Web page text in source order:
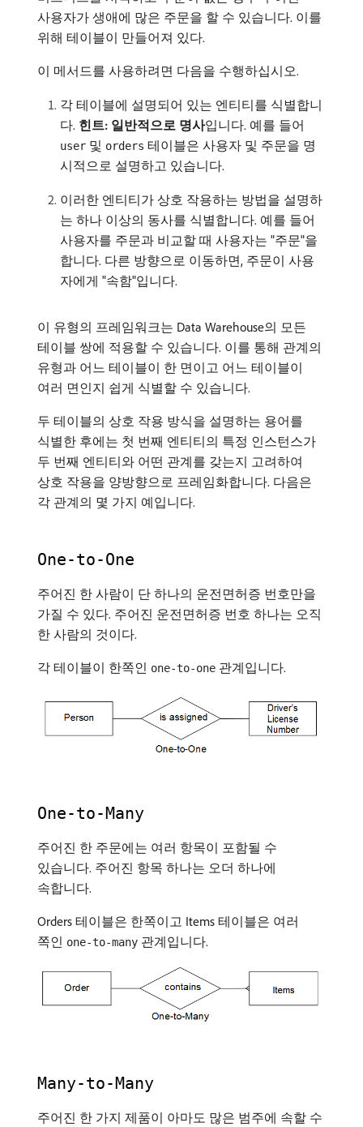
사용자가 생애에 많은 주문을 할 수 있습니다. 이를
위해 테이블이 만들어져 있다.
이 메서드를 사용하려면 다음을 수행하십시오.
각 테이블에 설명되어 있는 엔티티를 식별합니
다. 힌트: 일반적으로 명사​입니다. 예를 들어
user 및 orders 테이블은 사용자 및 주문을 명
시적으로 설명하고 있습니다.
이러한 엔티티가 상호 작용하는 방법을 설명하
는 하나 이상의 동사를 식별합니다. 예를 들어
사용자를 주문과 비교할 때 사용자는 "주문"을
합니다. 다른 방향으로 이동하면, 주문이 사용
자에게 "속함"입니다.
이 유형의 프레임워크는 Data Warehouse의 모든
테이블 쌍에 적용할 수 있습니다. 이를 통해 관계의
유형과 어느 테이블이 한 면이고 어느 테이블이
여러 면인지 쉽게 식별할 수 있습니다.
두 테이블의 상호 작용 방식을 설명하는 용어를
식별한 후에는 첫 번째 엔티티의 특정 인스턴스가
두 번째 엔티티와 어떤 관계를 갖는지 고려하여
상호 작용을 양방향으로 프레임화합니다. 다음은
각 관계의 몇 가지 예입니다.
One-to-One
주어진 한 사람이 단 하나의 운전면허증 번호만을
가질 수 있다. 주어진 운전면허증 번호 하나는 오직
한 사람의 것이다.
각 테이블이 한쪽인 one-to-one 관계입니다.
One-to-Many
주어진 한 주문에는 여러 항목이 포함될 수
있습니다. 주어진 항목 하나는 오더 하나에
속합니다.
Orders 테이블은 한쪽이고 Items 테이블은 여러
쪽인 one-to-many 관계입니다.
Many-to-Many
주어진 한 가지 제품이 아마도 많은 범주에 속할 수